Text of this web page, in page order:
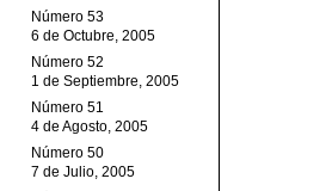
Número 53
6 de Octubre, 2005
Número 52
1 de Septiembre, 2005
Número 51
4 de Agosto, 2005
Número 50
7 de Julio, 2005